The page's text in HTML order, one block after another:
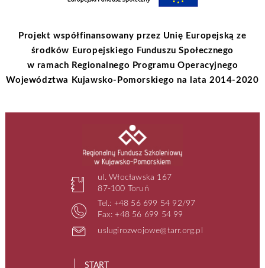
Projekt współfinansowany przez Unię Europejską ze
środków Europejskiego Funduszu Społecznego
w ramach Regionalnego Programu Operacyjnego
Województwa Kujawsko-Pomorskiego na lata 2014-2020
ul. Włocławska 167
87-100 Toruń
Tel.: +48 56 699 54 92/97
Fax: +48 56 699 54 99
uslugirozwojowe@tarr.org.pl
START